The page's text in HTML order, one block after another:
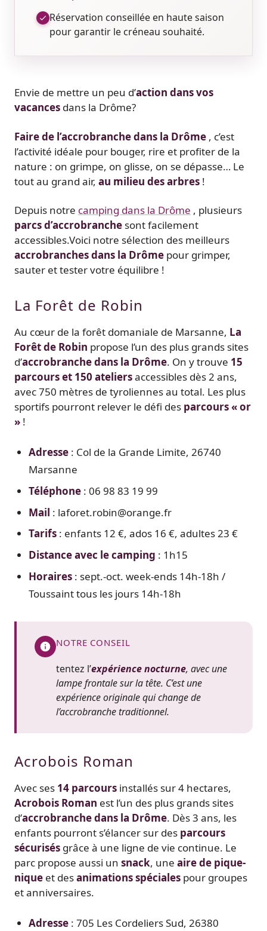
Réservation conseillée en haute saison
pour garantir le créneau souhaité.
Envie de mettre un peu d’action dans vos
vacances dans la Drôme?
Faire de l’accrobranche dans la Drôme , c’est
l’activité idéale pour bouger, rire et profiter de la
nature : on grimpe, on glisse, on se dépasse… Le
tout au grand air, au milieu des arbres !
Depuis notre camping dans la Drôme , plusieurs
parcs d’accrobranche sont facilement
accessibles.Voici notre sélection des meilleurs
accrobranches dans la Drôme pour grimper,
sauter et tester votre équilibre !
La Forêt de Robin
Au cœur de la forêt domaniale de Marsanne, La
Forêt de Robin propose l’un des plus grands sites
d’accrobranche dans la Drôme. On y trouve 15
parcours et 150 ateliersaccessibles dès 2 ans,
avec 750 mètres de tyroliennes au total. Les plus
sportifs pourront relever le défi des parcours « or
» !
Adresse: Col de la Grande Limite, 26740
Marsanne
Téléphone: 06 98 83 19 99
Mail : laforet.robin@orange.fr
Tarifs: enfants 12 €, ados 16 €, adultes 23 €
Distance avec le camping : 1h15
Horaires: sept.-oct. week-ends 14h-18h /
Toussaint tous les jours 14h-18h
NOTRE CONSEIL
tentez l’expérience nocturne, avec une
lampe frontale sur la tête. C’est une
expérience originale qui change de
l’accrobranche traditionnel.
Acrobois Roman
Avec ses 14 parcours installés sur 4 hectares,
Acrobois Roman est l’un des plus grands sites
d’accrobranche dans la Drôme. Dès 3 ans, les
enfants pourront s’élancer sur des parcours
sécurisés grâce à une ligne de vie continue. Le
parc propose aussi un snack, une aire de pique-
nique et desanimations spéciales pour groupes
et anniversaires.
Adresse: 705 Les Cordeliers Sud, 26380